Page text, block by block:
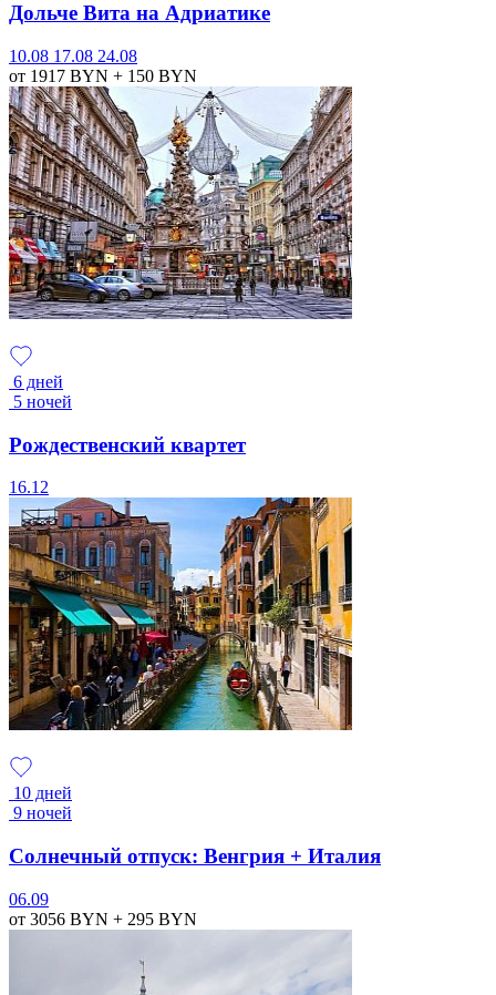
Дольче Вита на Адриатике
10.08 17.08 24.08
от 1917 BYN + 150 BYN
6 дней
5 ночей
Рождественский квартет
16.12
10 дней
9 ночей
Солнечный отпуск: Венгрия + Италия
06.09
от 3056 BYN + 295 BYN